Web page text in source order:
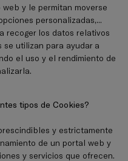
y le permitan moverse
personalizadas,...
recoger los datos relativos
utilizan para ayudar a
el uso y el rendimiento de
tipos de Cookies?
y estrictamente
de un portal web y
y servicios que ofrecen.